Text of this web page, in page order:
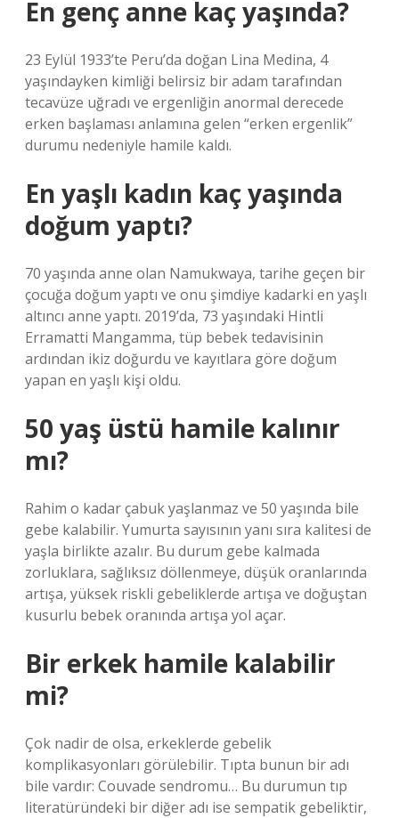
En genç anne kaç yaşında?
23 Eylül 1933’te Peru’da doğan Lina Medina, 4
yaşındayken kimliği belirsiz bir adam tarafından
tecavüze uğradı ve ergenliğin anormal derecede
erken başlaması anlamına gelen “erken ergenlik”
durumu nedeniyle hamile kaldı.
En yaşlı kadın kaç yaşında
doğum yaptı?
70 yaşında anne olan Namukwaya, tarihe geçen bir
çocuğa doğum yaptı ve onu şimdiye kadarki en yaşlı
altıncı anne yaptı. 2019’da, 73 yaşındaki Hintli
Erramatti Mangamma, tüp bebek tedavisinin
ardından ikiz doğurdu ve kayıtlara göre doğum
yapan en yaşlı kişi oldu.
50 yaş üstü hamile kalınır
mı?
Rahim o kadar çabuk yaşlanmaz ve 50 yaşında bile
gebe kalabilir. Yumurta sayısının yanı sıra kalitesi de
yaşla birlikte azalır. Bu durum gebe kalmada
zorluklara, sağlıksız döllenmeye, düşük oranlarında
artışa, yüksek riskli gebeliklerde artışa ve doğuştan
kusurlu bebek oranında artışa yol açar.
Bir erkek hamile kalabilir
mi?
Çok nadir de olsa, erkeklerde gebelik
komplikasyonları görülebilir. Tıpta bunun bir adı
bile vardır: Couvade sendromu… Bu durumun tıp
literatüründeki bir diğer adı ise sempatik gebeliktir,